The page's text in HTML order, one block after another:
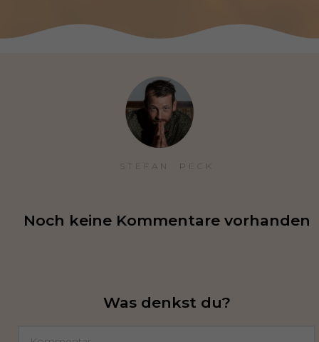
STEFAN  PECK
Noch keine Kommentare vorhanden
Was denkst du?